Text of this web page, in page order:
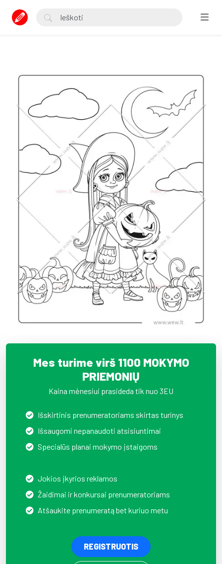
Mes turime virš 1100 MOKYMO
PRIEMONIŲ
Kaina mėnesiui prasideda tik nuo 3EU
Išskirtinis prenumeratoriams skirtas turinys
Išsaugomi nepanaudoti atsisiuntimai
Specialūs planai mokymo įstaigoms
Jokios įkyrios reklamos
Žaidimai ir konkursai prenumeratoriams
Atšaukite prenumeratą bet kuriuo metu
REGISTRUOTIS